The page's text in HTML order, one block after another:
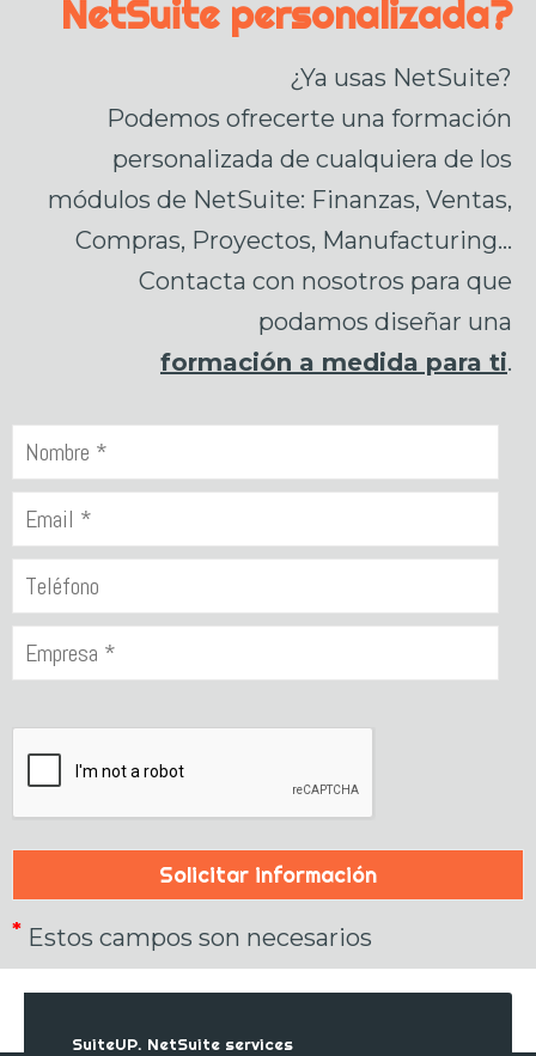
NetSuite personalizada?
¿Ya usas NetSuite?
Podemos ofrecerte una formación
personalizada de cualquiera de los
módulos de NetSuite: Finanzas, Ventas,
Compras, Proyectos, Manufacturing…
Contacta con nosotros para que
podamos diseñar una
formación a medida para ti.
* Estos campos son necesarios
SuiteUP. NetSuite services